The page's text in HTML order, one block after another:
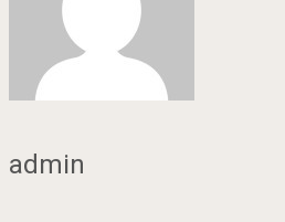
admin